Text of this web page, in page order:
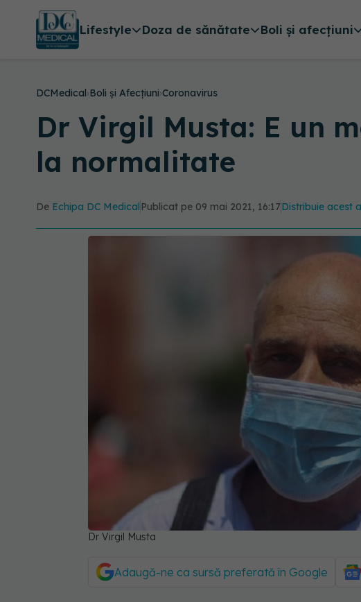
Lifestyle Doza de sănătate Boli și afecțiuni
DCMedical›Boli și Afecțiuni›Coronavirus
Dr Virgil Musta: E un
la normalitate
De Echipa DC Medical Publicat pe 09 mai 2021, 16:17Distribuie acest
Dr Virgil Musta
Adaugă-ne ca sursă preferată în Google